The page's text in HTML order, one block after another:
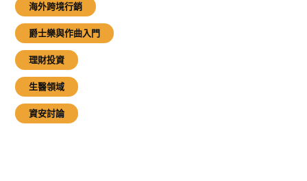
海外跨境行銷
爵士樂與作曲入門
理財投資
生醫領域
資安討論